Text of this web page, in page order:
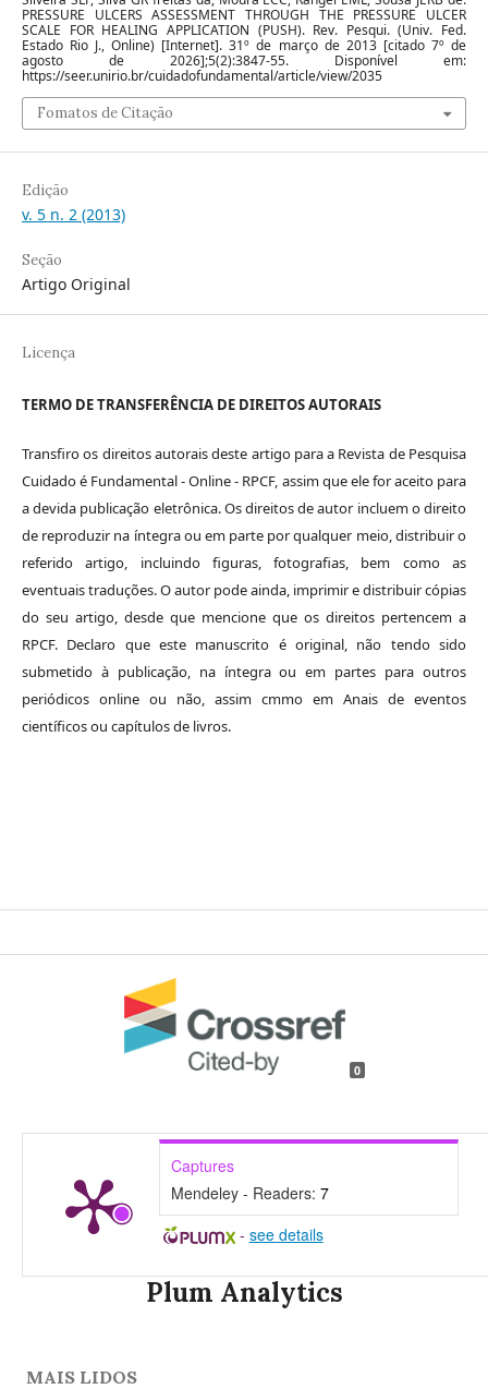
PRESSURE ULCERS ASSESSMENT THROUGH THE PRESSURE ULCER
SCALE FOR HEALING APPLICATION (PUSH). Rev. Pesqui. (Univ. Fed.
Estado Rio J., Online) [Internet]. 31º de março de 2013 [citado 7º de
agosto de 2026];5(2):3847-55. Disponível em:
https://seer.unirio.br/cuidadofundamental/article/view/2035
Fomatos de Citação
Edição
v. 5 n. 2 (2013)
Seção
Artigo Original
Licença
TERMO DE TRANSFERÊNCIA DE DIREITOS AUTORAIS
Transfiro os direitos autorais deste artigo para a Revista de Pesquisa
Cuidado é Fundamental - Online - RPCF, assim que ele for aceito para
a devida publicação eletrônica. Os direitos de autor incluem o direito
de reproduzir na íntegra ou em parte por qualquer meio, distribuir o
referido artigo, incluindo figuras, fotografias, bem como as
eventuais traduções. O autor pode ainda, imprimir e distribuir cópias
do seu artigo, desde que mencione que os direitos pertencem a
RPCF. Declaro que este manuscrito é original, não tendo sido
submetido à publicação, na íntegra ou em partes para outros
periódicos online ou não, assim cmmo em Anais de eventos
científicos ou capítulos de livros.
0
Captures
Mendeley - Readers: 7
- see details
Plum Analytics
MAIS LIDOS